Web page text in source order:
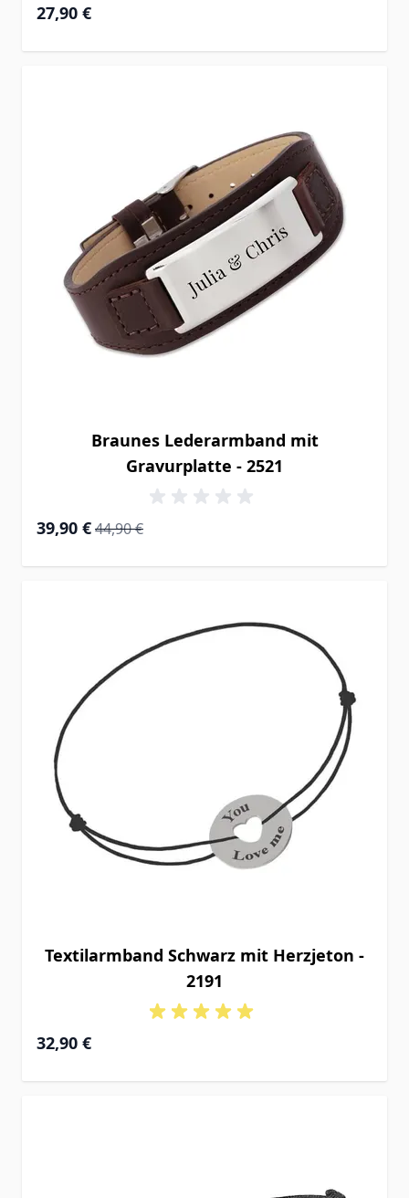
27,90 €
Braunes Lederarmband mit
Gravurplatte - 2521
Special Price
39,90 € Regular Price
44,90 €
Textilarmband Schwarz mit Herzjeton -
2191
32,90 €